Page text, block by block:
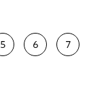
5 6 7